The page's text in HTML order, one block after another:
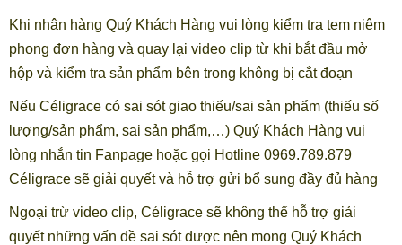
Khi nhận hàng Quý Khách Hàng vui lòng kiểm tra tem niêm
phong đơn hàng và quay lại video clip từ khi bắt đầu mở
hộp và kiểm tra sản phẩm bên trong không bị cắt đoạn
Nếu Céligrace có sai sót giao thiếu/sai sản phẩm (thiếu số
lượng/sản phẩm, sai sản phẩm,…) Quý Khách Hàng vui
lòng nhắn tin Fanpage hoặc gọi Hotline 0969.789.879
Céligrace sẽ giải quyết và hỗ trợ gửi bổ sung đầy đủ hàng
Ngoại trừ video clip, Céligrace sẽ không thể hỗ trợ giải
quyết những vấn đề sai sót được nên mong Quý Khách